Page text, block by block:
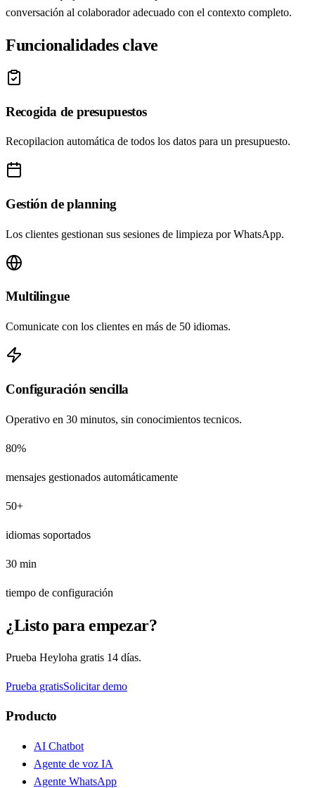
conversación al colaborador adecuado con el contexto completo.
Funcionalidades clave
Recogida de presupuestos
Recopilacion automática de todos los datos para un presupuesto.
Gestión de planning
Los clientes gestionan sus sesiones de limpieza por WhatsApp.
Multilingue
Comunicate con los clientes en más de 50 idiomas.
Configuración sencilla
Operativo en 30 minutos, sin conocimientos tecnicos.
80%
mensajes gestionados automáticamente
50+
idiomas soportados
30 min
tiempo de configuración
¿Listo para empezar?
Prueba Heyloha gratis 14 días.
Prueba gratisSolicitar demo
Producto
AI Chatbot
Agente de voz IA
Agente WhatsApp